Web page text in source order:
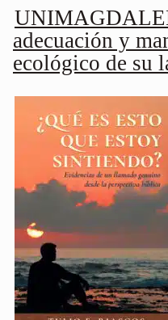
adecuación y
ecológico de su